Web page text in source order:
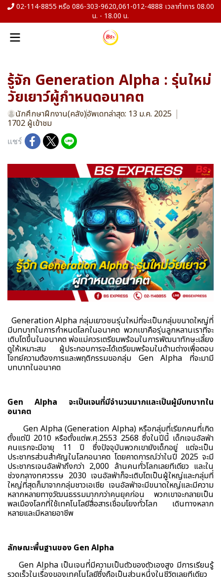
02-114-8855 หรือ 086-303-9620,061-012-4888 เวลาทำการ 08.00
น. - 18.00 น.
รู้จัก Generation Alpha : รุ่นใหม่
วัยเยาว์ผู้กำหนดอนาคต
นักศึกษาฝึกงาน(คลัง)อัพเดทล่าสุด: 13 ม.ค. 2025
1702 ผู้เข้าชม
แชร์
Generation Alpha กลุ่มเยาวชนรุ่นใหม่ที่จะเป็นกลุ่มขนาดใหญ่ที่
มีบทบาทในการกำหนดโลกในอนาคต พวกเขาคือรุ่นลูกหลานเราที่จะ
เติบโตขึ้นในอนาคต พ่อแม่ควรเตรียมพร้อมในการพัฒนาทักษะเลี้ยง
ดูให้เหมาะสม ผู้ประกอบการจะได้เตรียมพร้อมในด้านต่างเพื่อตอบ
โจทย์ความต้องการและพฤติกรรมขอกลุ่ม Gen Alpha ที่จะมามี
บทบาทในอนาคต
Gen Alpha จะเป็นเจนที่มีจำนวนมากและเป็นผู้มีบทบาทใน
อนาคต
Gen Alpha (Generation Alpha) หรือกลุ่มที่เรียกคนที่เกิด
ตั้งแต่ปี 2010 หรือตั้งแต่พ.ศ.2553 2568 ซึ่งในปีนี้ เด็กเจนอัลฟ่า
คนแรกจะมีอายุ 11 ปี ซึ่งปัจจุบันพวกเขายังเด็กอยู่ แต่จะเป็น
ประชากรส่วนสำคัญในโลกอนาคต โดยคาดการณ์ว่าในปี 2025 จะมี
ประชากรเจนอัลฟ่าถึงกว่า 2,000 ล้านคนทั่วโลกเลยทีเดียว และใน
ช่วงกลางทศวรรษ 2030 เจนอัลฟ่าก็จะเติบโตเป็นผู้ใหญ่และกลุ่มที่
ใหญ่ที่สุดก็มาจากกลุ่มชาวเอเชีย เจนอัลฟ่าจะมีขนาดใหญ่และมีความ
หลากหลายทางวัฒนธรรมมากกว่าคนยุคก่อน พวกเขาจะกลายเป็น
พลเมืองโลกที่ใช้เทคโนโลยีสื่อสารเชื่อมโยงทั่วโลก เดินทางหลาก
หลายและมีหลายอาชีพ
ลักษณะพื้นฐานของ Gen Alpha
Gen Alpha เป็นเจนที่มีความเป็นตัวของตัวเองสูง มีการเรียนรู้
รวดเร็วในเรื่องของเทคโนโลยีซึ่งถือเป็นส่วนหนึ่งในชีวิตเลยทีเดียว